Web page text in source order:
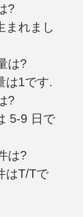
?
まれまし
は?
は1です.
?
5-9 日で
は?
はT/Tで